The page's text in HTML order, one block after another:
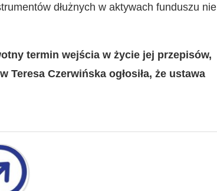
dłużnych w aktywach funduszu nie
termin wejścia w życie jej przepisów,
Czerwińska ogłosiła, że ustawa